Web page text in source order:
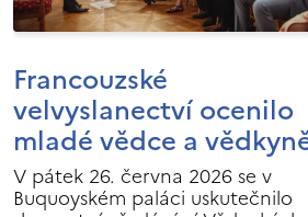
Francouzské
velvyslanectví ocenilo
mladé vědce a
V pátek 26. června 2026 se v
Buquoyském paláci uskutečnilo